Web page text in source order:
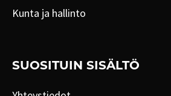
Kunta ja hallinto
SUOSITUIN SISÄLTÖ